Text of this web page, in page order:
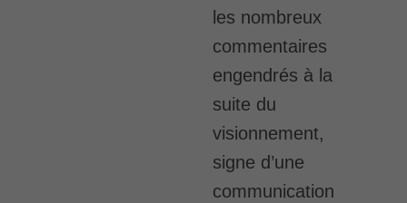
les nombreux
commentaires
engendrés à la
suite du
visionnement,
signe d’une
communication